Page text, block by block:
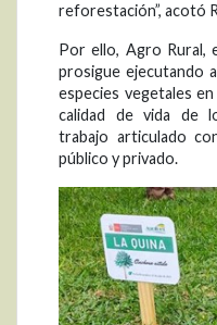
reforestación”, acotó
Por ello, Agro Rural,
prosigue ejecutando
especies vegetales
calidad de vida de
trabajo articulado
público y privado.